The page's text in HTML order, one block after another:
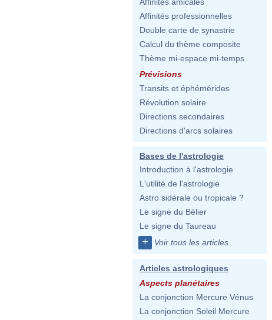
Affinités professionnelles
Double carte de synastrie
Calcul du thème composite
Thème mi-espace mi-temps
Prévisions
Transits et éphémérides
Révolution solaire
Directions secondaires
Directions d'arcs solaires
Bases de l'astrologie
Introduction à l'astrologie
L'utilité de l'astrologie
Astro sidérale ou tropicale ?
Le signe du Bélier
Le signe du Taureau
+ Voir tous les articles
Articles astrologiques
Aspects planétaires
La conjonction Mercure Vénus
La conjonction Soleil Mercure